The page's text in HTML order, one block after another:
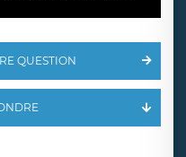
QUESTION